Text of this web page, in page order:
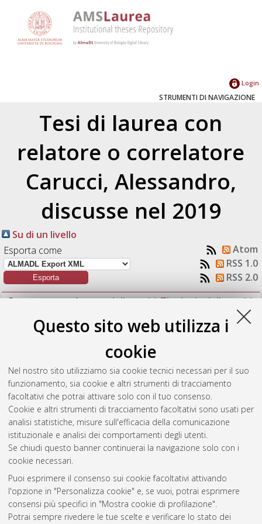
Questo sito web utilizza i
cookie
Nel nostro sito utilizziamo sia cookie tecnici necessari per il suo
funzionamento, sia cookie e altri strumenti di tracciamento
facoltativi che potrai attivare solo con il tuo consenso.
Cookie e altri strumenti di tracciamento facoltativi sono usati per
analisi statistiche, misure sull'efficacia della comunicazione
istituzionale e analisi dei comportamenti degli utenti.
Se chiudi questo banner continuerai la navigazione solo con i
cookie necessari.
Puoi esprimere il consenso sui cookie facoltativi attivando
l'opzione in "Personalizza cookie" e, se vuoi, potrai esprimere
consensi più specifici in "Mostra cookie di profilazione".
Potrai sempre rivedere le tue scelte e verificare lo stato dei
Login
STRUMENTI DI NAVIGAZIONE
Tesi di laurea con
relatore o correlatore
Carucci, Alessandro,
discusse nel 2019
Su di un livello
Esporta come
Atom
RSS 1.0
RSS 2.0
Raggruppa per:Autore della tesi|Tipologia della tesi|
contesti di Smart Factory.[Laurea magistrale], Università di
Bologna, Corso di Studio in Advanced design [LM-DM270]
Documento full-text non disponibile
Questa lista e' stata generata ilThu Aug 6 11:54:58 2026
CEST
Atom
Rss 1.0
Rss 2.0